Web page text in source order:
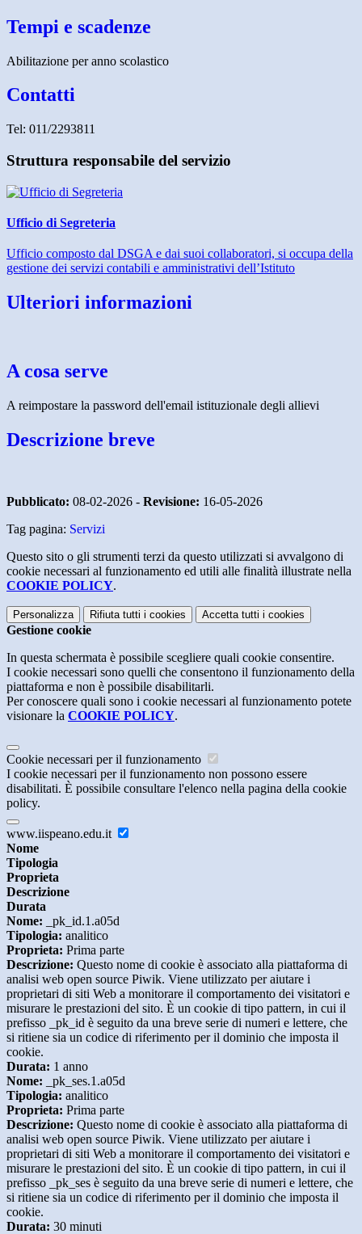
Tempi e scadenze
Abilitazione per anno scolastico
Contatti
Tel: 011/2293811
Struttura responsabile del servizio
Ufficio di Segreteria
Ufficio composto dal DSGA e dai suoi collaboratori, si occupa della
gestione dei servizi contabili e amministrativi dell’Istituto
Ulteriori informazioni
A cosa serve
A reimpostare la password dell'email istituzionale degli allievi
Descrizione breve
Pubblicato: 08-02-2026 - Revisione: 16-05-2026
Tag pagina: Servizi
Questo sito o gli strumenti terzi da questo utilizzati si avvalgono di
cookie necessari al funzionamento ed utili alle finalità illustrate nella
COOKIE POLICY.
Personalizza Rifiuta tutti i cookies Accetta tutti i cookies
Gestione cookie
In questa schermata è possibile scegliere quali cookie consentire.
I cookie necessari sono quelli che consentono il funzionamento della
piattaforma e non è possibile disabilitarli.
Per conoscere quali sono i cookie necessari al funzionamento potete
visionare la COOKIE POLICY.
Cookie necessari per il funzionamento
I cookie necessari per il funzionamento non possono essere
disabilitati. È possibile consultare l'elenco nella pagina della cookie
policy.
www.iispeano.edu.it
Nome
Tipologia
Proprieta
Descrizione
Durata
Nome: _pk_id.1.a05d
Tipologia: analitico
Proprieta: Prima parte
Descrizione: Questo nome di cookie è associato alla piattaforma di
analisi web open source Piwik. Viene utilizzato per aiutare i
proprietari di siti Web a monitorare il comportamento dei visitatori e
misurare le prestazioni del sito. È un cookie di tipo pattern, in cui il
prefisso _pk_id è seguito da una breve serie di numeri e lettere, che
si ritiene sia un codice di riferimento per il dominio che imposta il
cookie.
Durata: 1 anno
Nome: _pk_ses.1.a05d
Tipologia: analitico
Proprieta: Prima parte
Descrizione: Questo nome di cookie è associato alla piattaforma di
analisi web open source Piwik. Viene utilizzato per aiutare i
proprietari di siti Web a monitorare il comportamento dei visitatori e
misurare le prestazioni del sito. È un cookie di tipo pattern, in cui il
prefisso _pk_ses è seguito da una breve serie di numeri e lettere, che
si ritiene sia un codice di riferimento per il dominio che imposta il
cookie.
Durata: 30 minuti